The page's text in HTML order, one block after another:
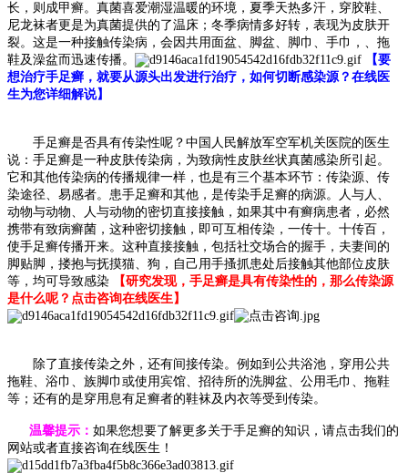
长，则成甲癣。真菌喜爱潮湿温暖的环境，夏季天热多汗，穿胶鞋、
尼龙袜者更是为真菌提供的了温床；冬季病情多好转，表现为皮肤开
裂。这是一种接触传染病，会因共用面盆、脚盆、脚巾、手巾，、拖
鞋及澡盆而迅速传播。
【要
想治疗手足癣，就要从源头出发进行治疗，如何切断感染源？在线医
生为您详细解说】
手足癣是否具有传染性呢？中国人民解放军空军机关医院的医生
说：手足癣是一种皮肤传染病，为致病性皮肤丝状真菌感染所引起。
它和其他传染病的传播规律一样，也是有三个基本环节：传染源、传
染途径、易感者。患手足癣和其他，是传染手足癣的病源。人与人、
动物与动物、人与动物的密切直接接触，如果其中有癣病患者，必然
携带有致病癣菌，这种密切接触，即可互相传染，一传十。十传百，
使手足癣传播开来。这种直接接触，包括社交场合的握手，夫妻间的
脚贴脚，搂抱与抚摸猫、狗，自己用手搔抓患处后接触其他部位皮肤
等，均可导致感染
【研究发现，手足癣是具有传染性的，那么传染源
是什么呢？点击咨询在线医生】
除了直接传染之外，还有间接传染。例如到公共浴池，穿用公共
拖鞋、浴巾、族脚巾或使用宾馆、招待所的洗脚盆、公用毛巾、拖鞋
等；还有的是穿用息有足癣者的鞋袜及内衣等受到传染。
温馨提示： 如果您想要了解更多关于手足癣的知识，请点击我们的
网站或者直接咨询在线医生！